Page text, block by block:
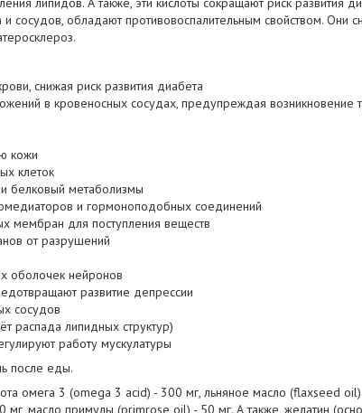
сосудов, обладают противовоспалительным свойством. Они
снижая риск развития диабета
в кровеносных сосудах, предупреждая возникновение
кожи
клеток
белковый метаболизмы
и гормоноподобных соединений
мембран для поступления веществ
от разрушений
оболочек нейронов
развитие депрессии
сосудов
распада липидных структур)
работу мускулатуры
после еды.
омега 3 (omega 3 acid) - 300 мг, льняное масло (flaxseed
масло примулы (primrose oil) - 50 мг. А также, желатин